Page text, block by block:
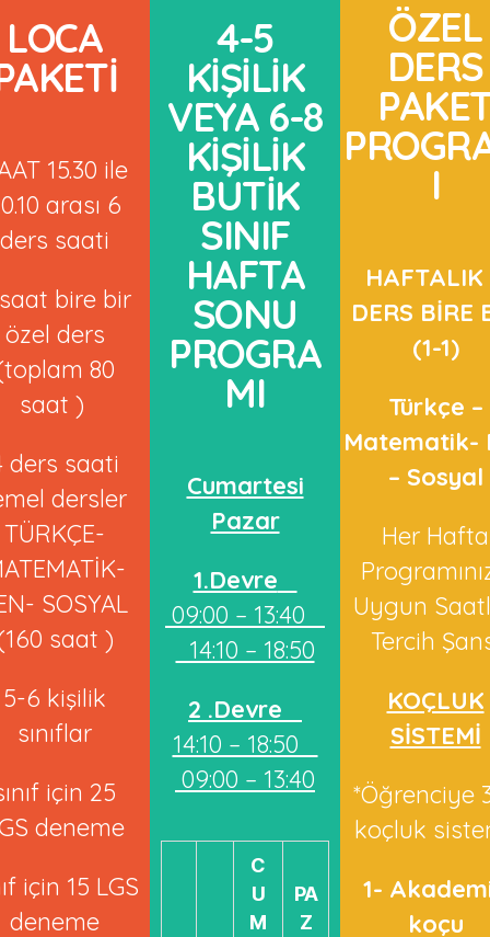
LOCA
15.30 ile
arası 6
ders saati
bire bir
özel ders
80
saat )
ders saati
dersler
TÜRKÇE-
SOSYAL
saat )
5-6 kişilik
sınıflar
için 25
deneme
için 15 LGS
deneme
4-5
KİŞİLİK
VEYA 6-8
KİŞİLİK
BUTİK
SINIF
HAFTA
SONU
PROGRA
MI
Cumartesi
Pazar
1.Devre
09:00 – 13:40
14:10 – 18:50
2 .Devre
14:10 – 18:50
09:00 – 13:40
C
U
M
PA
Z
ÖZEL
DERS
I
HAFTALIK
DERS BİRE
(1-1)
Türkçe –
Matematik-
– Sosyal
Her Hafta
Uygun
Tercih
KOÇLUK
SİSTEMİ
*Öğrenciye
koçluk
1-
koçu